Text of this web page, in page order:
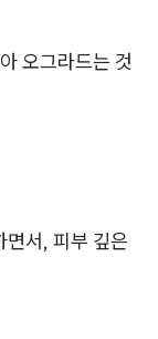
오그라드는 것
면서, 피부 깊은